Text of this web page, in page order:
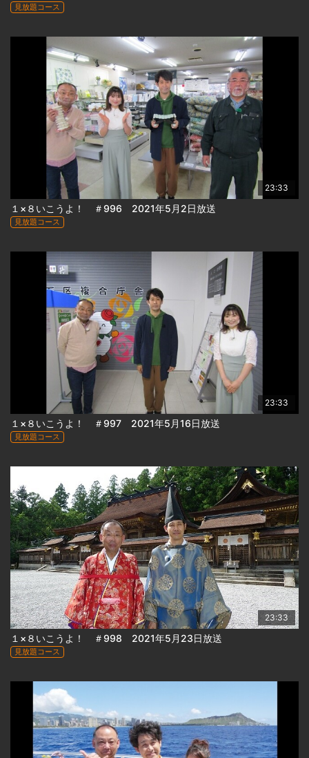
見放題コース
23:33
１×８いこうよ！ ＃996 2021年5月2日放送
見放題コース
23:33
１×８いこうよ！ ＃997 2021年5月16日放送
見放題コース
23:33
１×８いこうよ！ ＃998 2021年5月23日放送
見放題コース